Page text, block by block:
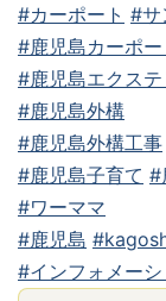
#カーポート #サ
#鹿児島カーポー
#鹿児島エクステ
#鹿児島外構
#鹿児島外構工事
#鹿児島子育て #
#ワーママ
#鹿児島
#インフォメー